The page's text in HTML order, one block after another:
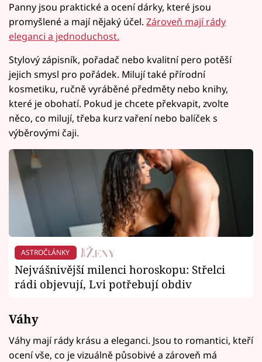
Panny jsou praktické a ocení dárky, které jsou
promyšlené a mají nějaký účel. Zároveň mají rády
eleganci a jednoduchost.
Stylový zápisník, pořadač nebo kvalitní pero potěší
jejich smysl pro pořádek. Milují také přírodní
kosmetiku, ručně vyráběné předměty nebo knihy,
které je obohatí. Pokud je chcete překvapit, zvolte
něco, co milují, třeba kurz vaření nebo balíček s
výběrovými čaji.
ASTROČLÁNKY
Nejvášnivější milenci horoskopu: Střelci
rádi objevují, Lvi potřebují obdiv
Váhy
Váhy mají rády krásu a eleganci. Jsou to romantici, kteří
ocení vše, co je vizuálně působivé a zároveň má